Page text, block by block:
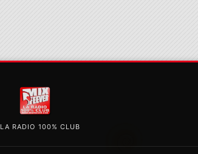
LA RADIO 100% CLUB